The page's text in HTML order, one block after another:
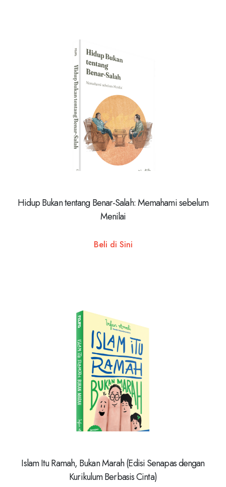
Hidup Bukan tentang Benar-Salah: Memahami sebelum
Menilai
Beli di Sini
Islam Itu Ramah, Bukan Marah (Edisi Senapas dengan
Kurikulum Berbasis Cinta)